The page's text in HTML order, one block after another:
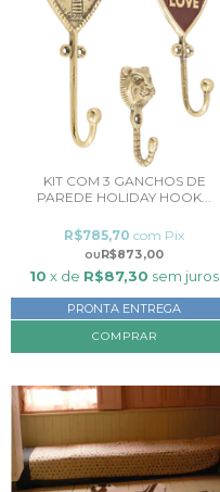
KIT COM 3 GANCHOS DE
PAREDE HOLIDAY HOOK...
R$873,00
R$785,70 com Pix
10 x de R$87,30 sem juros
PRONTA ENTREGA